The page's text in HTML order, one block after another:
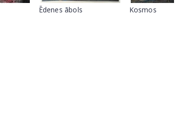
Ēdenes ābols Kosmos